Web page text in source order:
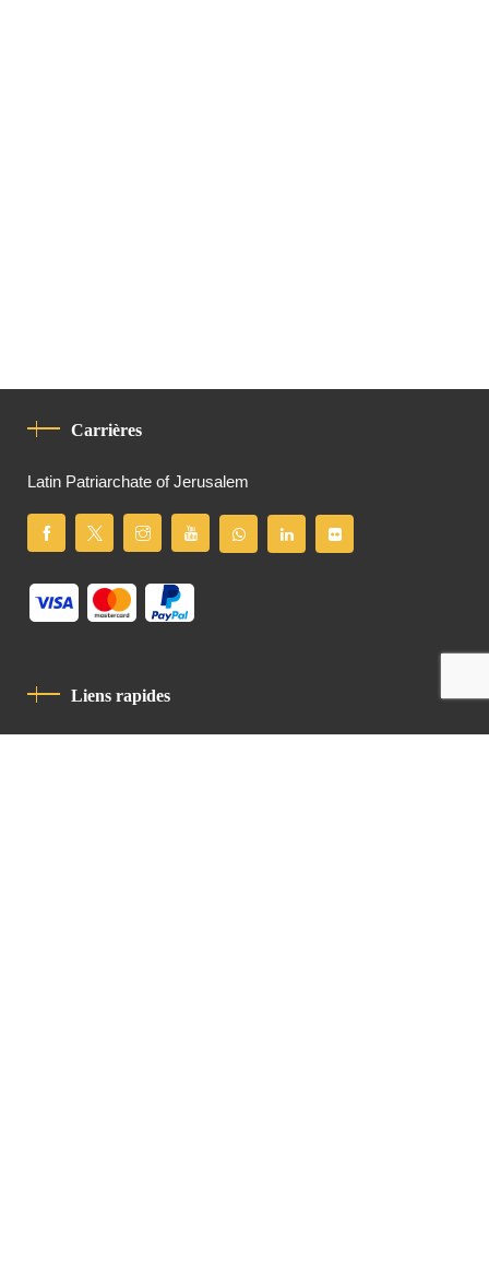
Carrières
Latin Patriarchate of Jerusalem
Liens rapides